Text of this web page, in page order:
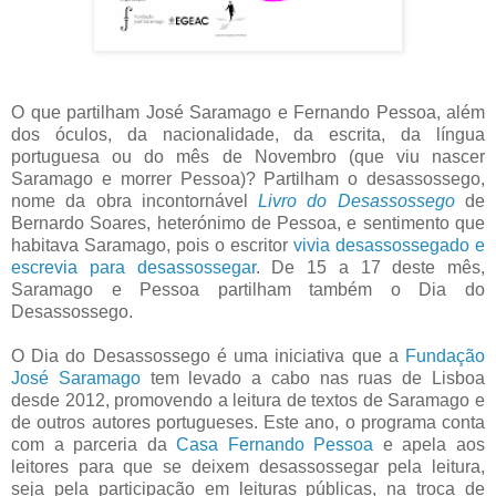
O que partilham José Saramago e Fernando Pessoa, além
dos óculos, da nacionalidade, da escrita, da língua
portuguesa ou do mês de Novembro (que viu nascer
Saramago e morrer Pessoa)? Partilham o desassossego,
nome da obra incontornávelLivro do Desassossegode
Bernardo Soares, heterónimo de Pessoa, e sentimento que
habitava Saramago, pois o escritor vivia desassossegado e
escrevia para desassossegar. De 15 a 17 deste mês,
Saramago e Pessoa partilham também o Dia do
Desassossego.
O Dia do Desassossego é uma iniciativa que a Fundação
José Saramagotem levado a cabo nas ruas de Lisboa
desde 2012, promovendo a leitura de textos de Saramago e
de outros autores portugueses. Este ano, o programa conta
com a parceria daCasa Fernando Pessoa e apela aos
leitores para que se deixem desassossegar pela leitura,
seja pela participação em leituras públicas, na troca de